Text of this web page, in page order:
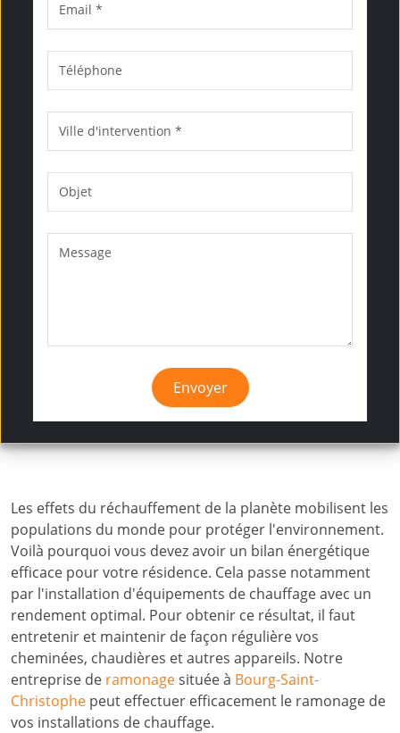
Envoyer
Les effets du réchauffement de la planète mobilisent les
populations du monde pour protéger l'environnement.
Voilà pourquoi vous devez avoir un bilan énergétique
efficace pour votre résidence. Cela passe notamment
par l'installation d'équipements de chauffage avec un
rendement optimal. Pour obtenir ce résultat, il faut
entretenir et maintenir de façon régulière vos
cheminées, chaudières et autres appareils. Notre
entreprise de ramonagesituée à Bourg-Saint-
Christophe peut effectuer efficacement le ramonage de
vos installations de chauffage.